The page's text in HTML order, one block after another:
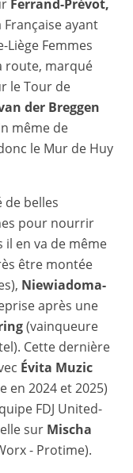
Ferrand-Prévot,
Française ayant
Liège Femmes
route, marqué
le Tour de
der Breggen
même de
le Mur de Huy
de belles
pour nourrir
en va de même
être montée
Niewiadoma-
après une
(vainqueure
Cette dernière
Évita Muzic
en 2024 et 2025)
FDJ United-
sur Mischa
- Protime).